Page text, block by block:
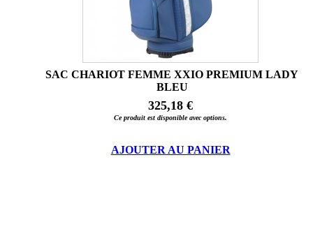
SAC CHARIOT FEMME XXIO PREMIUM LADY
BLEU
325,18 €
Ce produit est disponible avec options.
AJOUTER AU PANIER